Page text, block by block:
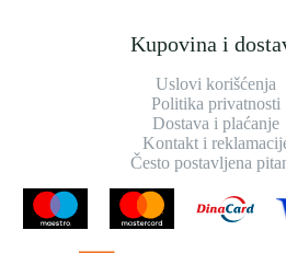
Kupovina i
Uslovi korišćenja
Politika privatnosti
Dostava i plaćanje
Kontakt i
Često postavljena